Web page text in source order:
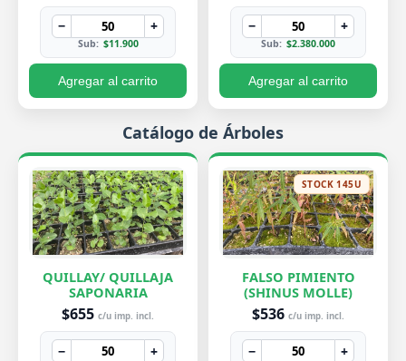
− +
Sub: $11.900
Agregar al carrito
− +
Sub: $2.380.000
Agregar al carrito
Catálogo de Árboles
QUILLAY/ QUILLAJA
SAPONARIA
$655 c/u imp. incl.
− +
STOCK 145U
FALSO PIMIENTO
(SHINUS MOLLE)
$536 c/u imp. incl.
− +